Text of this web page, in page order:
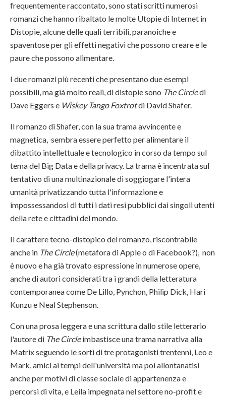
frequentemente raccontato, sono stati scritti numerosi
romanzi che hanno ribaltato le molte Utopie di Internet in
Distopie, alcune delle quali terribili, paranoiche e
spaventose per gli effetti negativi che possono creare e le
paure che possono alimentare.
I due romanzi più recenti che presentano due esempi
possibili, ma già molto reali, di distopie sono The Circledi
Dave Eggers e Wiskey Tango Foxtrotdi David Shafer.
Il romanzo di Shafer, con la sua trama avvincente e
magnetica, sembra essere perfetto per alimentare il
dibattito intellettuale e tecnologico in corso da tempo sul
tema del Big Data e della privacy. La trama è incentrata sul
tentativo di una multinazionale di soggiogare l'intera
umanità privatizzando tutta l'informazione e
impossessandosi di tutti i dati resi pubblici dai singoli utenti
della rete e cittadini del mondo.
Il carattere tecno-distopico del romanzo, riscontrabile
anche in The Circle(metafora di Apple o di Facebook?), non
è nuovo e ha già trovato espressione in numerose opere,
anche di autori considerati tra i grandi della letteratura
contemporanea come De Lillo, Pynchon, Philip Dick, Hari
Kunzu e Neal Stephenson.
Con una prosa leggera e una scrittura dallo stile letterario
l'autore di The Circleimbastisce una trama narrativa alla
Matrix seguendo le sorti di tre protagonisti trentenni, Leo e
Mark, amici ai tempi dell'università ma poi allontanatisi
anche per motivi di classe sociale di appartenenza e
percorsi di vita, e Leila impegnata nel settore no-profit e